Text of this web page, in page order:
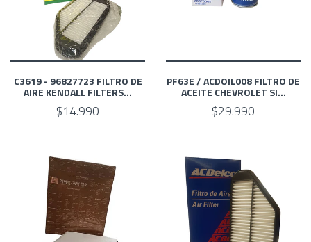
C3619 - 96827723 FILTRO DE
AIRE KENDALL FILTERS...
$14.990
PF63E / ACDOIL008 FILTRO DE
ACEITE CHEVROLET SI...
$29.990